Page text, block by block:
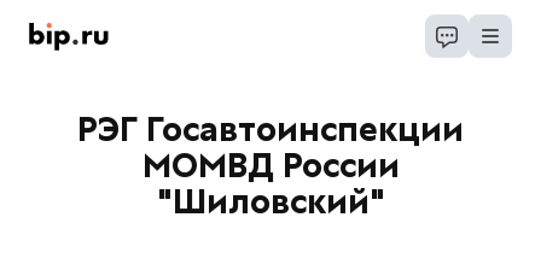
РЭГ Госавтоинспекции
МОМВД России
"Шиловский"